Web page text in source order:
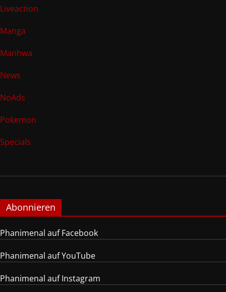
Liveaction
Manga
Manhwa
News
NoAds
Pokemon
Specials
Abonnieren
Phanimenal auf Facebook
Phanimenal auf YouTube
Phanimenal auf Instagram